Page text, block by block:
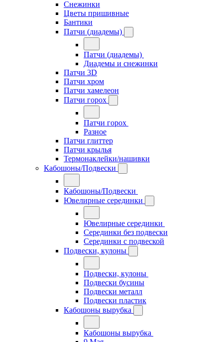
Снежинки
Цветы пришивные
Бантики
Патчи (диадемы)
Патчи (диадемы)
Диадемы и снежинки
Патчи 3D
Патчи хром
Патчи хамелеон
Патчи горох
Патчи горох
Разное
Патчи глиттер
Патчи крылья
Термонаклейки/нашивки
Кабошоны/Подвески
Кабошоны/Подвески
Ювелирные серединки
Ювелирные серединки
Серединки без подвески
Серединки с подвеской
Подвески, кулоны
Подвески, кулоны
Подвески бусины
Подвески металл
Подвески пластик
Кабошоны вырубка
Кабошоны вырубка